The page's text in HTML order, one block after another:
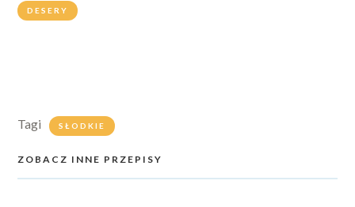
DESERY
Tagi SŁODKIE
ZOBACZ INNE PRZEPISY